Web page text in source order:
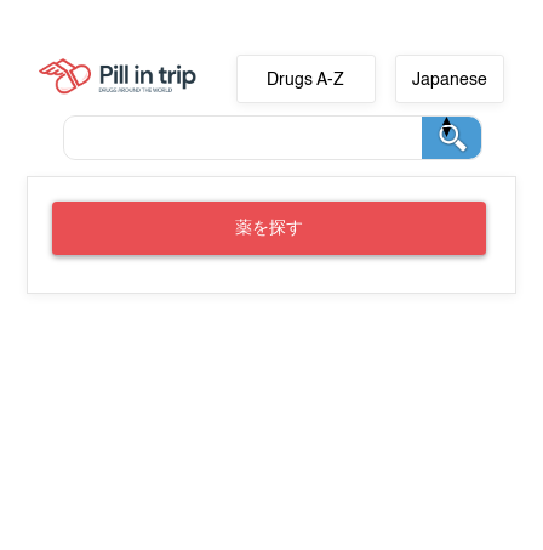
Drugs A-Z Japanese
薬を探す